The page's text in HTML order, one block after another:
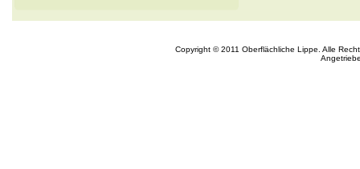
Copyright © 2011 Oberflächliche Lippe. Alle